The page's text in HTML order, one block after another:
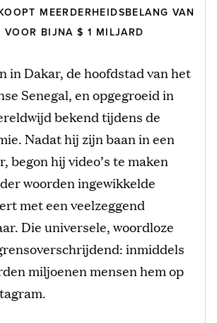
MEERDERHEIDSBELANG VAN
VOOR BIJNA $ 1 MILJARD
in Dakar, de hoofdstad van het
Senegal, en opgegroeid in
bekend tijdens de
Nadat hij zijn baan in een
begon hij video’s te maken
woorden ingewikkelde
met een veelzeggend
Die universele, woordloze
inmiddels
miljoenen mensen hem op